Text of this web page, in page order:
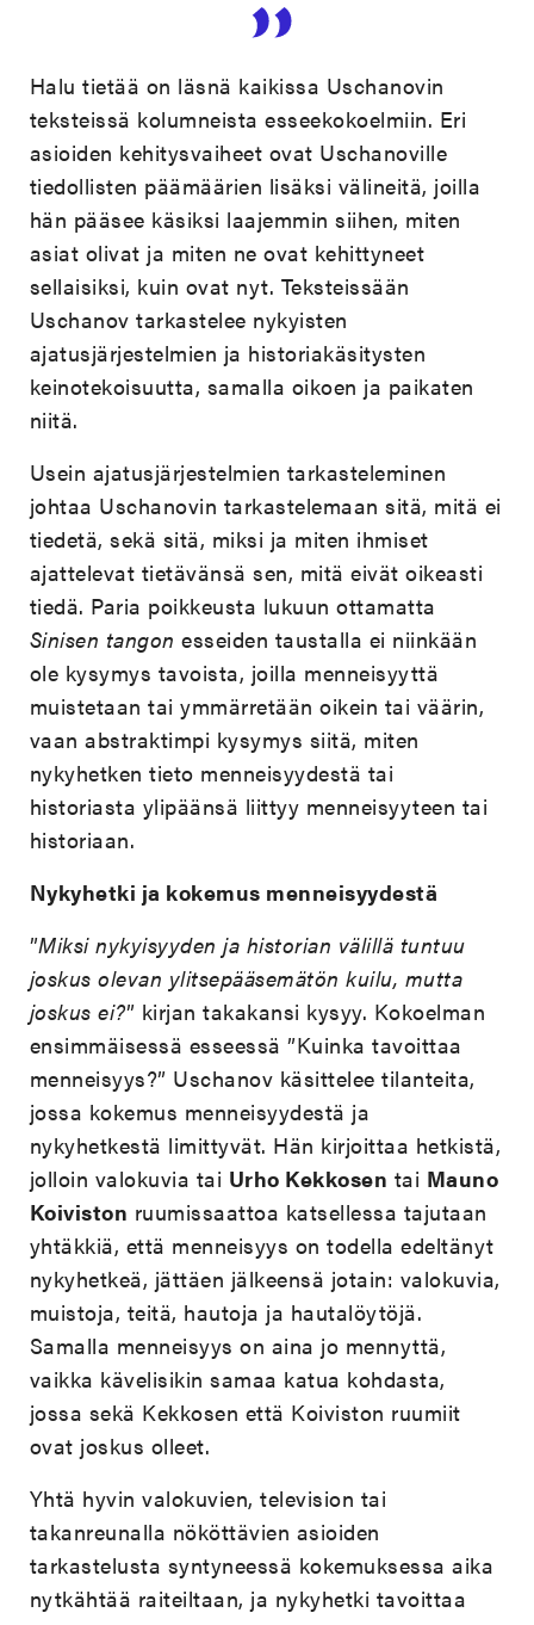
Halu tietää on läsnä kaikissa Uschanovin
teksteissä kolumneista esseekokoelmiin. Eri
asioiden kehitysvaiheet ovat Uschanoville
tiedollisten päämäärien lisäksi välineitä, joilla
hän pääsee käsiksi laajemmin siihen, miten
asiat olivat ja miten ne ovat kehittyneet
sellaisiksi, kuin ovat nyt. Teksteissään
Uschanov tarkastelee nykyisten
ajatusjärjestelmien ja historiakäsitysten
keinotekoisuutta, samalla oikoen ja paikaten
niitä.
Usein ajatusjärjestelmien tarkasteleminen
johtaa Uschanovin tarkastelemaan sitä, mitä ei
tiedetä, sekä sitä, miksi ja miten ihmiset
ajattelevat tietävänsä sen, mitä eivät oikeasti
tiedä. Paria poikkeusta lukuun ottamatta
Sinisen tangon esseiden taustalla ei niinkään
ole kysymys tavoista, joilla menneisyyttä
muistetaan tai ymmärretään oikein tai väärin,
vaan abstraktimpi kysymys siitä, miten
nykyhetken tieto menneisyydestä tai
historiasta ylipäänsä liittyy menneisyyteen tai
historiaan.
Nykyhetki ja kokemus menneisyydestä
”Miksi nykyisyyden ja historian välillä tuntuu
joskus olevan ylitsepääsemätön kuilu, mutta
joskus ei?” kirjan takakansi kysyy. Kokoelman
ensimmäisessä esseessä ”Kuinka tavoittaa
menneisyys?” Uschanov käsittelee tilanteita,
jossa kokemus menneisyydestä ja
nykyhetkestä limittyvät. Hän kirjoittaa hetkistä,
jolloin valokuvia tai Urho Kekkosen tai Mauno
Koiviston ruumissaattoa katsellessa tajutaan
yhtäkkiä, että menneisyys on todella edeltänyt
nykyhetkeä, jättäen jälkeensä jotain: valokuvia,
muistoja, teitä, hautoja ja hautalöytöjä.
Samalla menneisyys on aina jo mennyttä,
vaikka kävelisikin samaa katua kohdasta,
jossa sekä Kekkosen että Koiviston ruumiit
ovat joskus olleet.
Yhtä hyvin valokuvien, television tai
takanreunalla nököttävien asioiden
tarkastelusta syntyneessä kokemuksessa aika
nytkähtää raiteiltaan, ja nykyhetki tavoittaa